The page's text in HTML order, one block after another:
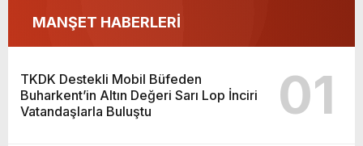
MANŞET HABERLERİ
TKDK Destekli Mobil Büfeden
Buharkent’in Altın Değeri Sarı Lop İnciri
Vatandaşlarla Buluştu
01